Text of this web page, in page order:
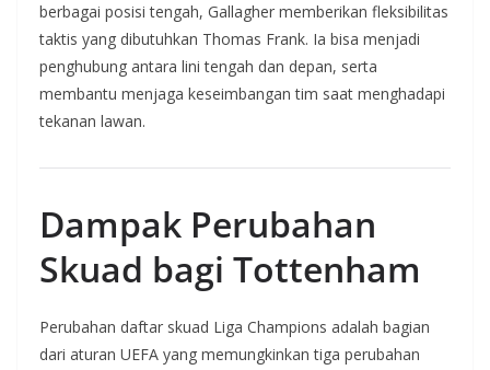
berbagai posisi tengah, Gallagher memberikan fleksibilitas
taktis yang dibutuhkan Thomas Frank. Ia bisa menjadi
penghubung antara lini tengah dan depan, serta
membantu menjaga keseimbangan tim saat menghadapi
tekanan lawan.
Dampak Perubahan
Skuad bagi Tottenham
Perubahan daftar skuad Liga Champions adalah bagian
dari aturan UEFA yang memungkinkan tiga perubahan